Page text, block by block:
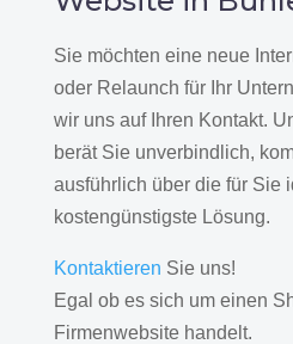
Sie möchten eine neue
oder Relaunch für Ihr
wir uns auf Ihren Kontakt.
berät Sie unverbindlich,
ausführlich über die für Sie
kostengünstigste Lösung.
Kontaktieren Sie uns!
Egal ob es sich um einen
Firmenwebsite handelt.